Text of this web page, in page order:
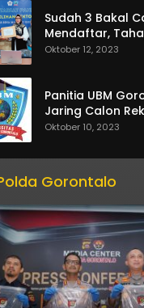
Sudah 3 Bakal
Mendaftar,
Gorontalo Makin
Oktober 12, 2023
Panitia UBM
Jaring Calon
Oktober 10, 2023
Gorontalo